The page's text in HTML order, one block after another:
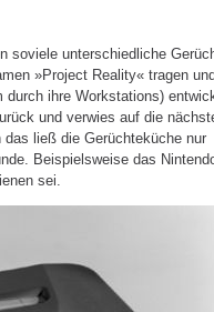
soviele unterschiedliche
»Project Reality« tragen
ihre Workstations)
und verwies auf die
ließ die Gerüchteküche nur
Beispielsweise das
sei.